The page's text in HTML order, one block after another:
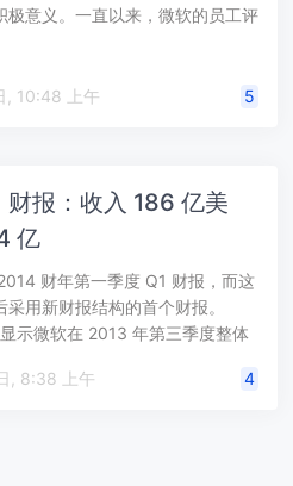
极意义。一直以来，微软的员工评
2013 年 11 月 13 日, 10:48 上午 5
财报：收入 186 亿美
亿
财年第一季度 Q1 财报，而这
用新财报结构的首个财报。
示微软在 2013 年第三季度整体
2013 年 10 月 25 日, 8:38 上午
4